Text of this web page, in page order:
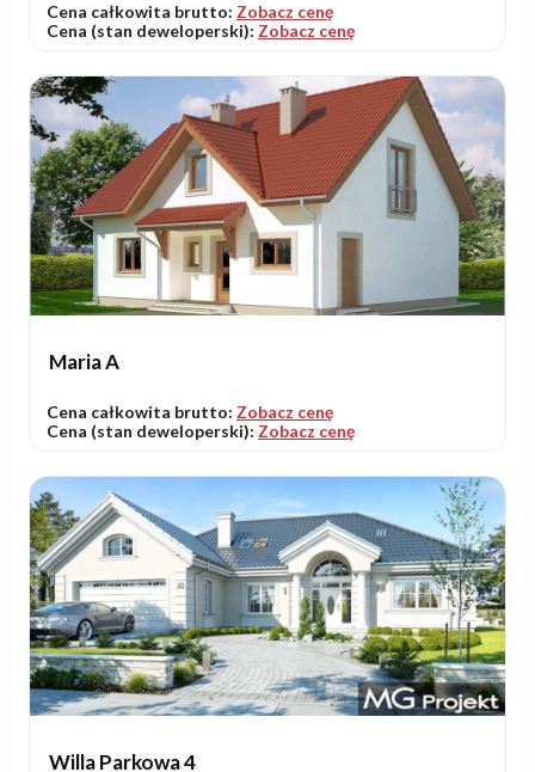
Cena całkowita brutto: Zobacz cenę
Cena (stan deweloperski): Zobacz cenę
Maria A
Cena całkowita brutto: Zobacz cenę
Cena (stan deweloperski): Zobacz cenę
Willa Parkowa 4